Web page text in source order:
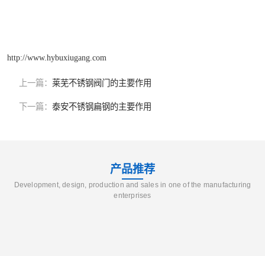
http://www.hybuxiugang.com
上一篇： 莱芜不锈钢阀门的主要作用
下一篇： 泰安不锈钢扁钢的主要作用
产品推荐
Development, design, production and sales in one of the manufacturing
enterprises